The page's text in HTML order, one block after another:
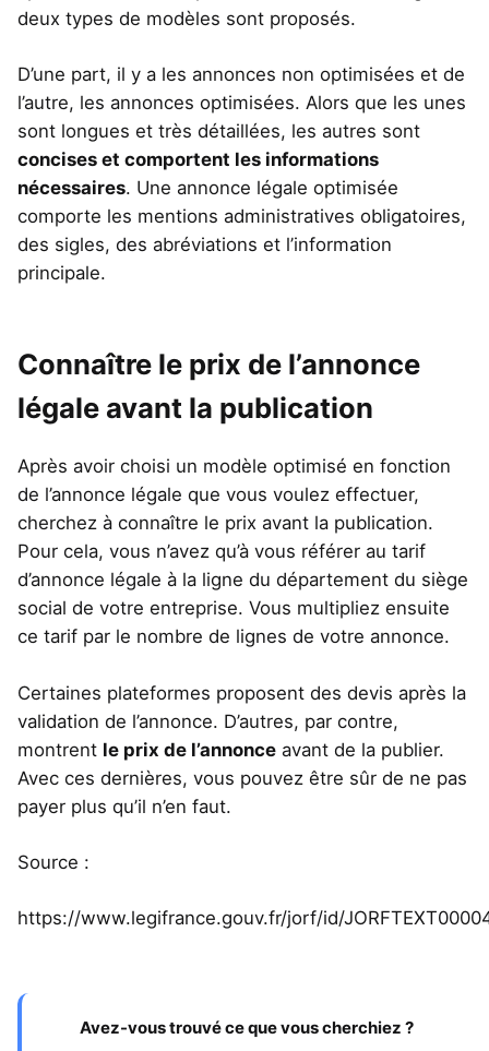
deux types de modèles sont proposés.
D’une part, il y a les annonces non optimisées et de
l’autre, les annonces optimisées. Alors que les unes
sont longues et très détaillées, les autres sont
concises et comportent les informations
nécessaires. Une annonce légale optimisée
comporte les mentions administratives obligatoires,
des sigles, des abréviations et l’information
principale.
Connaître le prix de l’annonce
légale avant la publication
Après avoir choisi un modèle optimisé en fonction
de l’annonce légale que vous voulez effectuer,
cherchez à connaître le prix avant la publication.
Pour cela, vous n’avez qu’à vous référer au tarif
d’annonce légale à la ligne du département du siège
social de votre entreprise. Vous multipliez ensuite
ce tarif par le nombre de lignes de votre annonce.
Certaines plateformes proposent des devis après la
validation de l’annonce. D’autres, par contre,
montrent le prix de l’annonce avant de la publier.
Avec ces dernières, vous pouvez être sûr de ne pas
payer plus qu’il n’en faut.
Source :
https://www.legifrance.gouv.fr/jorf/id/
Avez-vous trouvé ce que vous cherchiez ?